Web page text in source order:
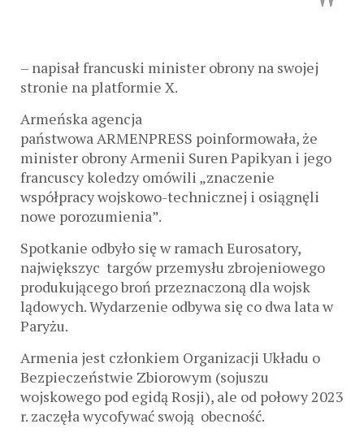
– napisał francuski minister obrony na swojej
stronie na platformie X.
Armeńska agencja
państwowa ARMENPRESS poinformowała, że ​​
minister obrony Armenii Suren Papikyan i jego
francuscy koledzy omówili „znaczenie
współpracy wojskowo-technicznej i osiągnęli
nowe porozumienia”.
Spotkanie odbyło się w ramach Eurosatory,
największyc targów przemysłu zbrojeniowego
produkującego broń przeznaczoną dla wojsk
lądowych. Wydarzenie odbywa się co dwa lata w
Paryżu.
Armenia jest członkiem Organizacji Układu o
Bezpieczeństwie Zbiorowym (sojuszu
wojskowego pod egidą Rosji), ale od połowy 2023
r. zaczęła wycofywać swoją obecność.